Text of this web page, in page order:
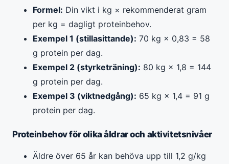
Formel: Din vikt i kg × rekommenderat gram
per kg = dagligt proteinbehov.
Exempel 1 (stillasittande): 70 kg × 0,83 = 58
g protein per dag.
Exempel 2 (styrketräning): 80 kg × 1,8 = 144
g protein per dag.
Exempel 3 (viktnedgång): 65 kg × 1,4 = 91 g
protein per dag.
Proteinbehov för olika åldrar och aktivitetsnivåer
Äldre över 65 år kan behöva upp till 1,2 g/kg